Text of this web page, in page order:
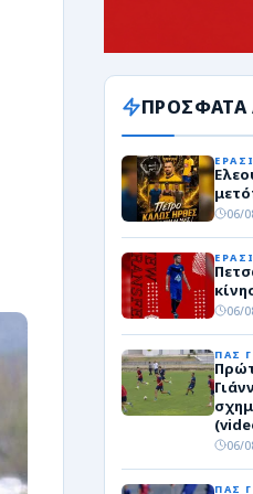
ΠΡΟΣΦΑΤΑ
06/
06/
ΠΑΣ
06/
ΠΑΣ